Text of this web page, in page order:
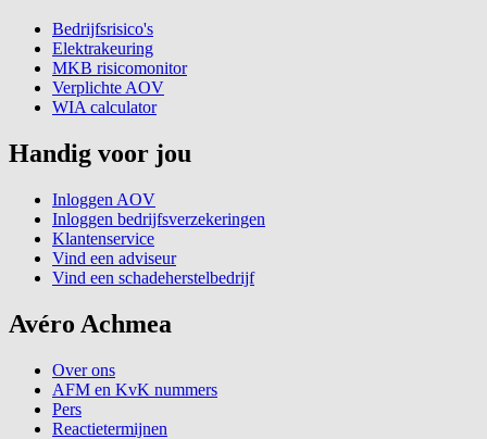
Bedrijfsrisico's
Elektrakeuring
MKB risicomonitor
Verplichte AOV
WIA calculator
Handig voor jou
Inloggen AOV
Inloggen bedrijfsverzekeringen
Klantenservice
Vind een adviseur
Vind een schadeherstelbedrijf
Avéro Achmea
Over ons
AFM en KvK nummers
Pers
Reactietermijnen